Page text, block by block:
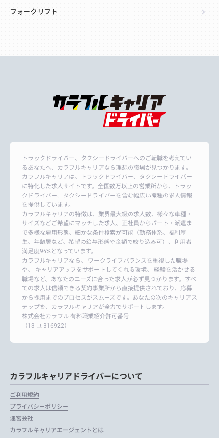
フォークリフト
トラックドライバー、タクシードライバーへのご転職を考えてい
るあなたへ、カラフルキャリアなら理想の職場が見つかります。
カラフルキャリアは、トラックドライバー、タクシードライバー
に特化した求人サイトです。全国数万以上の営業所から、トラッ
クドライバー、タクシードライバーを含む幅広い職種の求人情報
を提供しています。
カラフルキャリアの特徴は、業界最大級の求人数、様々な車種・
サイズなどご希望にマッチした求人、正社員からパート・派遣ま
で多様な雇用形態、細かな条件検索が可能（勤務体系、福利厚
生、年齢層など、希望の給与形態や金額で絞り込み可）、利用者
満足度96%となっています。
カラフルキャリアなら、 ワークライフバランスを重視した職場
や、 キャリアアップをサポートしてくれる環境、 経験を活かせる
職場など、あなたのニーズに合った求人が必ず見つかります。すべ
ての求人は信頼できる契約事業所から直接提供されており、応募
から採用までのプロセスがスムーズです。あなたの次のキャリアス
テップを、カラフルキャリアが全力でサポートします。
株式会社カラフル 有料職業紹介許可番号
（13-ユ-316922）
カラフルキャリアドライバーについて
ご利用規約
プライバシーポリシー
運営会社
カラフルキャリアエージェントとは